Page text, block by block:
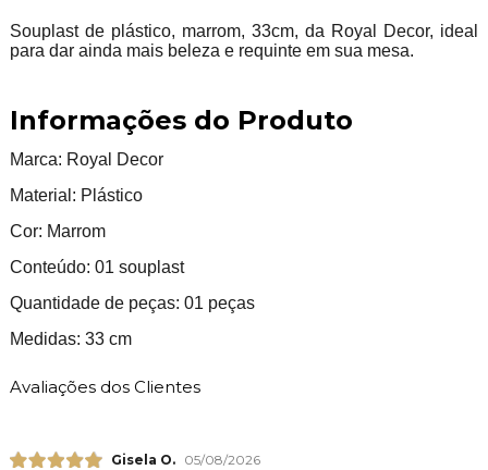
Souplast de plástico, marrom, 33cm, da Royal Decor, ideal
para dar ainda mais beleza e requinte em sua mesa.
Informações do Produto
Marca: Royal Decor
Material: Plástico
Cor: Marrom
Conteúdo: 01 souplast
Quantidade de peças: 01 peças
Medidas: 33 cm
Avaliações dos Clientes
Gisela O.
05/08/2026